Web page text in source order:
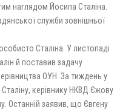
наглядом Йосипа Сталіна.
служби зовнішньої
Сталіна. У листопаді
й поставив задачу
ОУН. За тиждень у
керівнику НКВД Єжову
Останній заявив, що Євгену